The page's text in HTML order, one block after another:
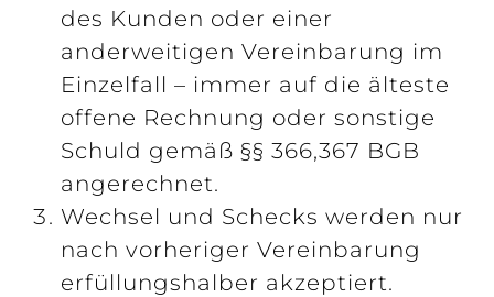
des Kunden oder einer
anderweitigen Vereinbarung im
Einzelfall – immer auf die älteste
offene Rechnung oder sonstige
Schuld gemäß §§ 366,367 BGB
angerechnet.
Wechsel und Schecks werden nur
nach vorheriger Vereinbarung
erfüllungshalber akzeptiert.